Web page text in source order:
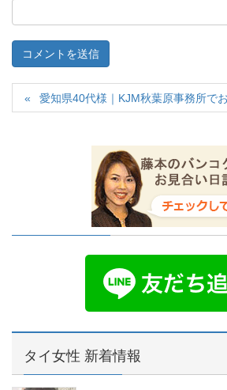
愛知県40代様｜KJM秋葉原事務所で
タイ女性 新着情報